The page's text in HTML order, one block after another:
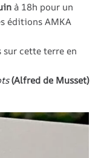
à 18h pour un
éditions AMKA
cette terre en
(Alfred de Musset)